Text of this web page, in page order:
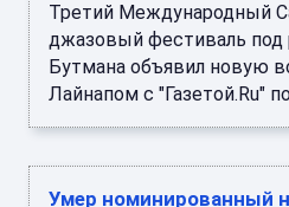
Третий Международный
джазовый фестиваль под
Бутмана объявил новую
Лайнапом с "Газетой.Ru"
Умер номинированный